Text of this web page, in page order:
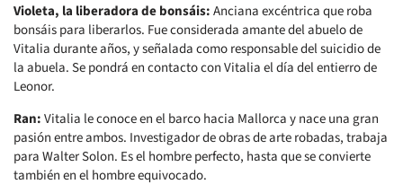
Violeta, la liberadora de bonsáis:Anciana excéntrica que roba
bonsáis para liberarlos. Fue considerada amante del abuelo de
Vitalia durante años, y señalada como responsable del suicidio de
la abuela. Se pondrá en contacto con Vitalia el día del entierro de
Leonor.
Ran:Vitalia le conoce en el barco hacia Mallorca y nace una gran
pasión entre ambos. Investigador de obras de arte robadas, trabaja
para Walter Solon. Es el hombre perfecto, hasta que se convierte
también en el hombre equivocado.